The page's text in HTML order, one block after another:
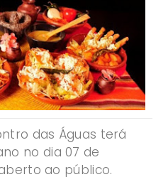
das Águas terá
no dia 07 de
ao público.